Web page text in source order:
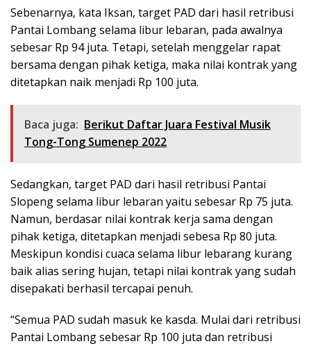
Sebenarnya, kata Iksan, target PAD dari hasil retribusi
Pantai Lombang selama libur lebaran, pada awalnya
sebesar Rp 94 juta. Tetapi, setelah menggelar rapat
bersama dengan pihak ketiga, maka nilai kontrak yang
ditetapkan naik menjadi Rp 100 juta.
Baca juga: Berikut Daftar Juara Festival Musik
Tong-Tong Sumenep 2022
Sedangkan, target PAD dari hasil retribusi Pantai
Slopeng selama libur lebaran yaitu sebesar Rp 75 juta.
Namun, berdasar nilai kontrak kerja sama dengan
pihak ketiga, ditetapkan menjadi sebesa Rp 80 juta.
Meskipun kondisi cuaca selama libur lebarang kurang
baik alias sering hujan, tetapi nilai kontrak yang sudah
disepakati berhasil tercapai penuh.
“Semua PAD sudah masuk ke kasda. Mulai dari retribusi
Pantai Lombang sebesar Rp 100 juta dan retribusi